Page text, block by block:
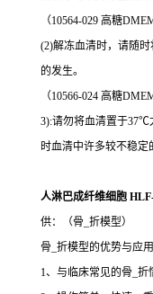
（10564-029 高糖
(2)解冻血清时，请随
的发生。
（10566-024 高糖
3):请勿将血清置于37℃
时血清中许多较不稳定
人淋巴成纤维细胞
供：（骨_折模型）
骨_折模型的优势与应用
1、与临床常见的骨_折